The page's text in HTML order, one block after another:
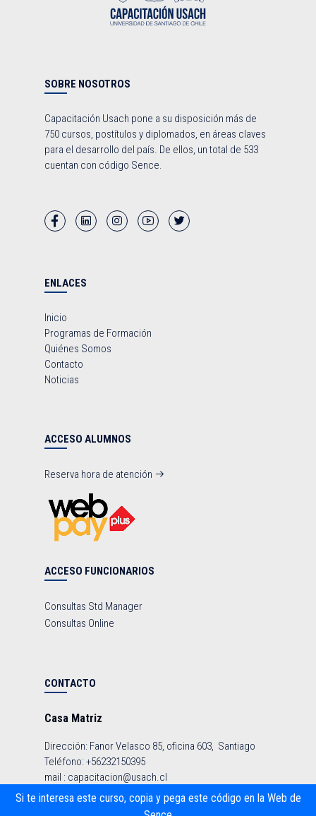
Si te interesa este curso, copia y pega este código en la Web de
SOBRE NOSOTROS
Capacitación Usach pone a su disposición más de
750 cursos, postítulos y diplomados, en áreas claves
para el desarrollo del país. De ellos, un total de 533
cuentan con código Sence.
ENLACES
Inicio
Programas de Formación
Quiénes Somos
Contacto
Noticias
ACCESO ALUMNOS
Reserva hora de atención
ACCESO FUNCIONARIOS
Consultas Std Manager
Consultas Online
CONTACTO
Casa Matriz
Dirección: Fanor Velasco 85, oficina 603, Santiago
Teléfono: +56232150395
mail : capacitacion@usach.cl